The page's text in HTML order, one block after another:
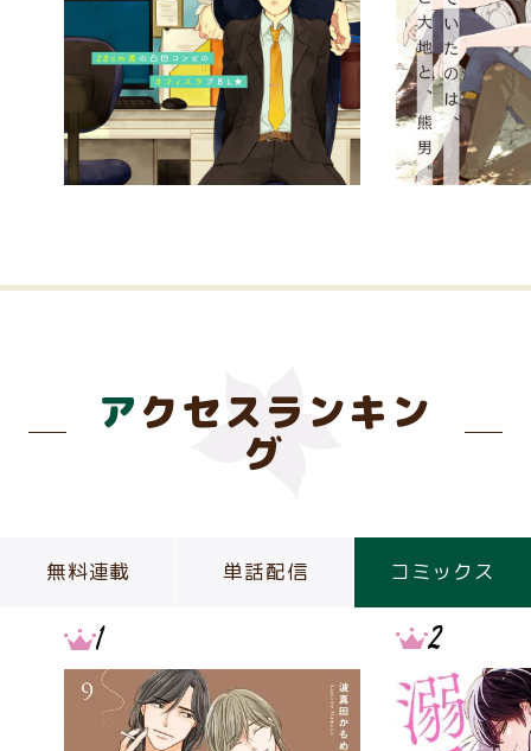
アクセスランキン
グ
無料連載 単話配信 コミックス